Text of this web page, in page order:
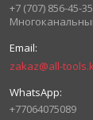
+7 (707) 856-45-35
zakaz@all-
+77064075089